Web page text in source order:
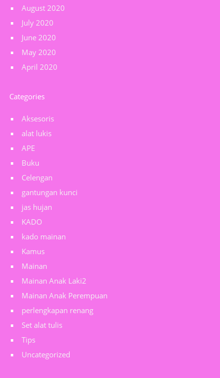
August 2020
July 2020
June 2020
May 2020
April 2020
Categories
Aksesoris
alat lukis
APE
Buku
Celengan
gantungan kunci
jas hujan
KADO
kado mainan
Kamus
Mainan
Mainan Anak Laki2
Mainan Anak Perempuan
perlengkapan renang
Set alat tulis
Tips
Uncategorized